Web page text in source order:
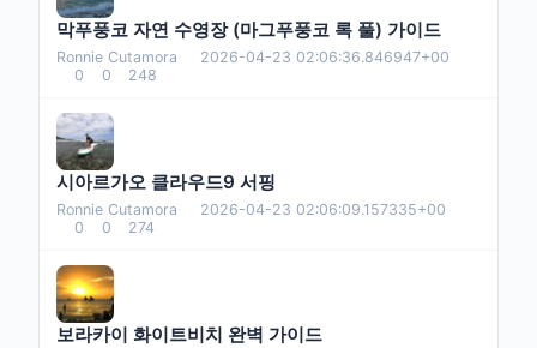
막푸풍코 자연 수영장 (마그푸풍코 록 풀) 가이드
Ronnie Cutamora
2026-04-23 02:06:36.846947+00
0
0 248
시아르가오 클라우드9 서핑
Ronnie Cutamora
2026-04-23 02:06:09.157335+00
0
0 274
보라카이 화이트비치 완벽 가이드